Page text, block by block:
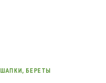
ШАПКИ, БЕРЕТЫ